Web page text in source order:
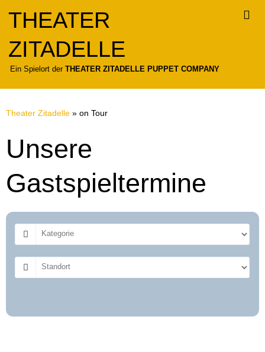
springen
THEATER
ZITADELLE
Ein Spielort derTHEATER ZITADELLE PUPPET COMPANY
Theater Zitadelle » on Tour
Unsere
Gastspieltermine